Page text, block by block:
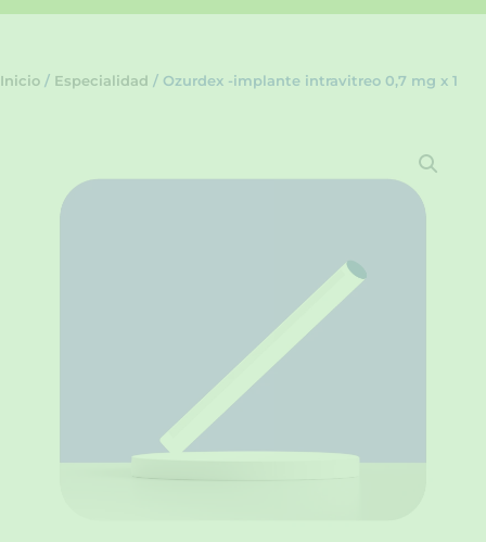
Inicio / Especialidad / Ozurdex -implante intravitreo 0,7 mg x 1